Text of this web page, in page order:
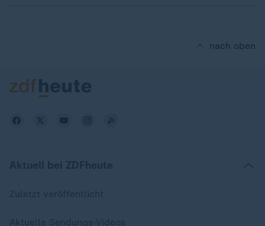
nach oben